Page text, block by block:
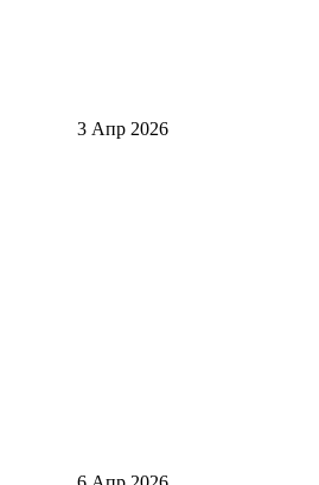
3 Апр 2026